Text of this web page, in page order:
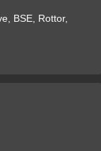
BSE, Rottor,